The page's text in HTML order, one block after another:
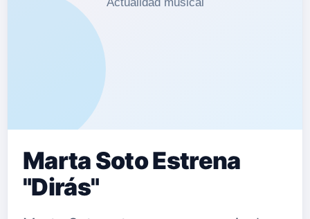
amigos íntimos. Se trata de una
amistad de juventud, donde lo
primordial era pasarlo bien sin más
Marta Soto Estrena
"Dirás"